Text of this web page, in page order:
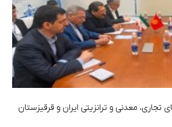
معدنی و ترانزیتی ایران و قرقیزستان